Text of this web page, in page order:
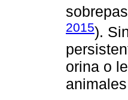
2015).
orina o